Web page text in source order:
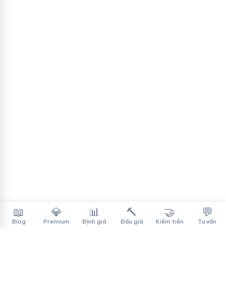
📖
Blog
💎
Premium
📊
Định giá
🔨
Đấu giá
🤝
Kiếm tiền
💬
Tư vấn